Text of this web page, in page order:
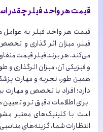
قیمت هر واحد فیلر چقدر
قیمت هر واحد فیلر به
فیلر، میزان اثر گذاری و
می‌کند. هر برند فیلر قیمت
و فیزیکی آن، میزان اثرگذاری
همین طور، تجربه و مهارت
دارد؛ افراد با تخصص و
برای اطلاعات دقیق‌تر و
است با کلینیک‌های معتبر
انتظارات شما، گزینه‌های